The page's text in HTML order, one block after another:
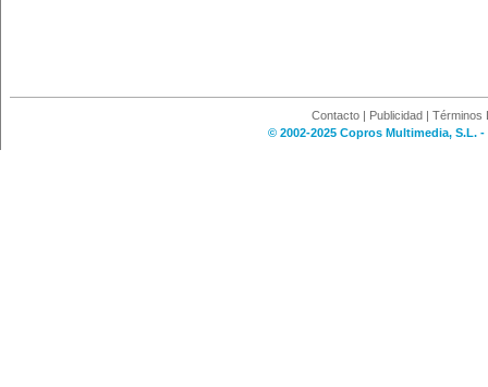
Contacto | Publicidad | Términos
© 2002-2025 Copros Multimedia, S.L.